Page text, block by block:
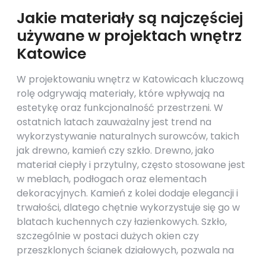
Jakie materiały są najczęściej
używane w projektach wnętrz
Katowice
W projektowaniu wnętrz w Katowicach kluczową
rolę odgrywają materiały, które wpływają na
estetykę oraz funkcjonalność przestrzeni. W
ostatnich latach zauważalny jest trend na
wykorzystywanie naturalnych surowców, takich
jak drewno, kamień czy szkło. Drewno, jako
materiał ciepły i przytulny, często stosowane jest
w meblach, podłogach oraz elementach
dekoracyjnych. Kamień z kolei dodaje elegancji i
trwałości, dlatego chętnie wykorzystuje się go w
blatach kuchennych czy łazienkowych. Szkło,
szczególnie w postaci dużych okien czy
przeszklonych ścianek działowych, pozwala na